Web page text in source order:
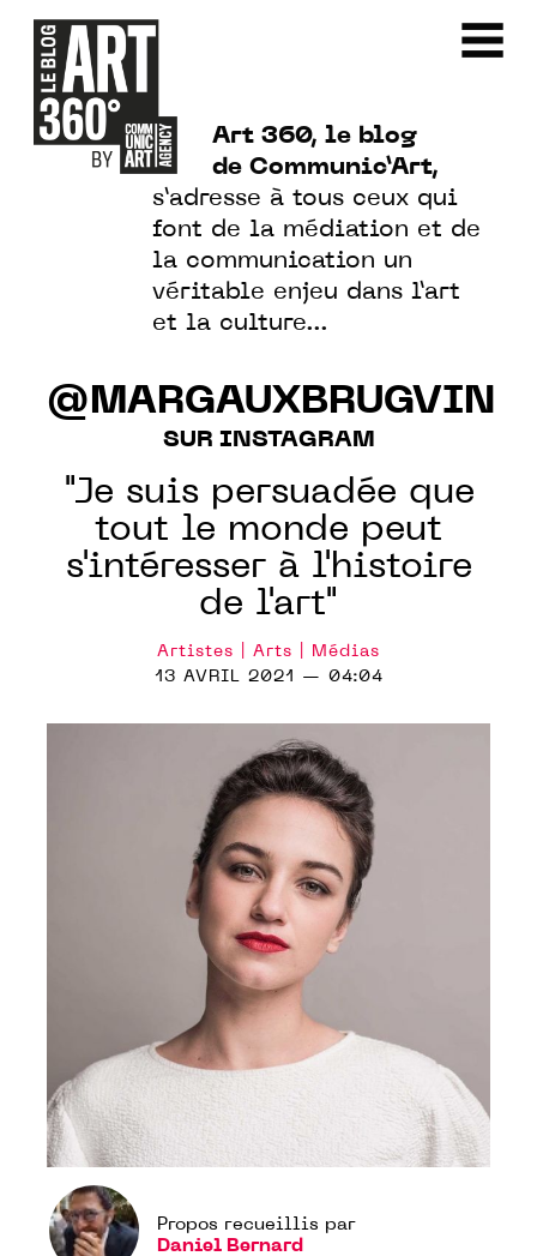
Art 360, le blog
de Communic’Art,
s’adresse à tous ceux qui
font de la médiation et de
la communication un
véritable enjeu dans l’art
et la culture…
@MARGAUXBRUGVIN
SUR INSTAGRAM
"Je suis persuadée que
tout le monde peut
s'intéresser à l'histoire
de l'art"
Artistes | Arts | Médias
13 AVRIL 2021 — 04:04
Propos recueillis par
Daniel Bernard